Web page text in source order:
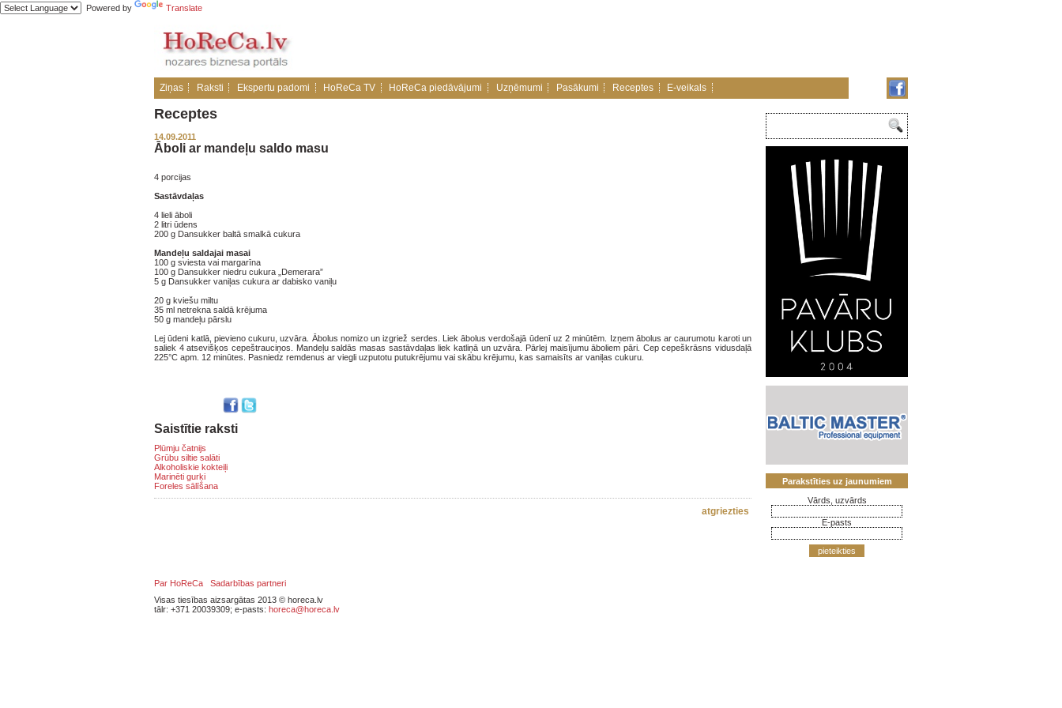
Powered by Translate
Ziņas Raksti Ekspertu padomi HoReCa TV HoReCa piedāvājumi Uzņēmumi Pasākumi Receptes E-veikals
Receptes
14.09.2011
Āboli ar mandeļu saldo masu
4 porcijas
Sastāvdaļas
4 lieli āboli
2 litri ūdens
200 g Dansukker baltā smalkā cukura
Mandeļu saldajai masai
100 g sviesta vai margarīna
100 g Dansukker niedru cukura „Demerara”
5 g Dansukker vaniļas cukura ar dabisko vaniļu
20 g kviešu miltu
35 ml netrekna saldā krējuma
50 g mandeļu pārslu
Lej ūdeni katlā, pievieno cukuru, uzvāra. Ābolus nomizo un izgriež serdes. Liek ābolus verdošajā ūdenī uz 2 minūtēm. Izņem ābolus ar caurumotu karoti un
saliek 4 atsevišķos cepeštrauciņos. Mandeļu saldās masas sastāvdaļas liek katliņā un uzvāra. Pārlej maisījumu āboliem pāri. Cep cepeškrāsns vidusdaļā
225°C apm. 12 minūtes. Pasniedz remdenus ar viegli uzputotu putukrējumu vai skābu krējumu, kas samaisīts ar vaniļas cukuru.
Saistītie raksti
Plūmju čatnijs
Grūbu siltie salāti
Alkoholiskie kokteiļi
Marinēti gurķi
Foreles sālīšana
atgriezties
Parakstīties uz jaunumiem
Vārds, uzvārds
E-pasts
pieteikties
Par HoReCa
Sadarbības partneri
Visas tiesības aizsargātas 2013 © horeca.lv
tālr: +371 20039309; e-pasts: horeca@horeca.lv